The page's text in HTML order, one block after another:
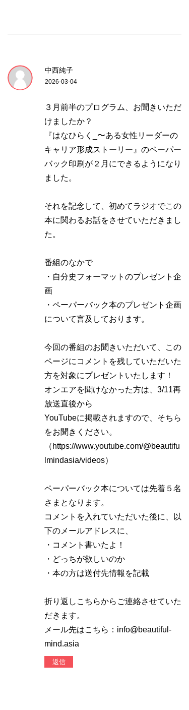
中西純子
2026-03-04
３月前半のプログラム、お聞きいただ
けましたか？
『はなひらく_〜ある女性リーダーの
キャリア形成ストーリー』のペーパー
バック印刷が２月にできるようになり
ました。
それを記念して、初めてラジオでこの
本に関わるお話をさせていただきまし
た。
番組のなかで
・自分史フォーマットのプレゼント企
画
・ペーパーバック本のプレゼント企画
について言及しております。
今回の番組のお聞きいただいて、この
ページにコメントを残していただいた
方を対象にプレゼントいたします！
オンエアを聞けなかった方は、3/11再
放送直後から
YouTubeに掲載されますので、そちら
をお聞きください。
（https://www.youtube.com/@beautifu
lmindasia/videos）
ペーパーバック本については先着５名
さまとなります。
コメントを入れていただいた後に、以
下のメールアドレスに、
・コメント書いたよ！
・どっちが欲しいのか
・本の方は送付先情報を記載
折り返しこちらからご連絡させていた
だきます。
メール先はこちら：info@beautiful-
mind.asia
返信